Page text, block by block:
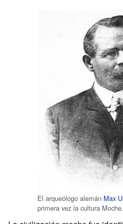
El arqueólogo alemán Max
primera vez la cultura Moche.